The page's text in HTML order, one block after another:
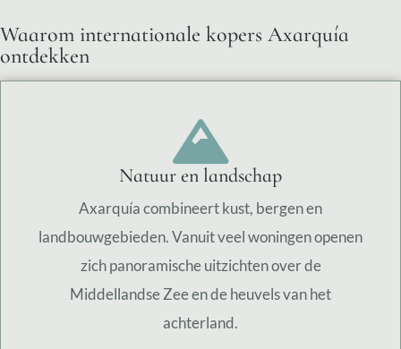
Waarom internationale kopers Axarquía
ontdekken
Natuur en landschap
Axarquía combineert kust, bergen en
landbouwgebieden. Vanuit veel woningen openen
zich panoramische uitzichten over de
Middellandse Zee en de heuvels van het
achterland.